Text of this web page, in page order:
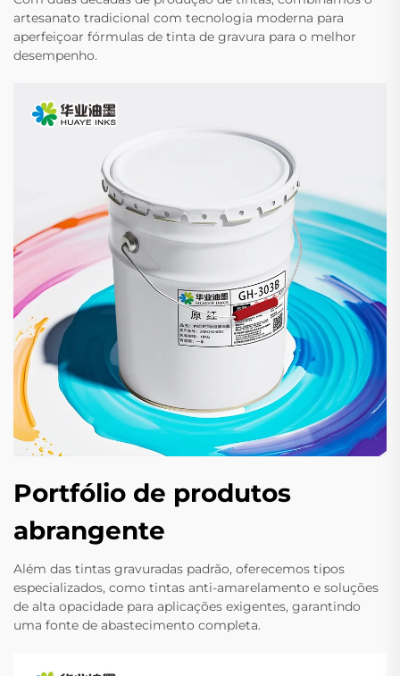
artesanato tradicional com tecnologia moderna para
aperfeiçoar fórmulas de tinta de gravura para o melhor
desempenho.
Portfólio de produtos
abrangente
Além das tintas gravuradas padrão, oferecemos tipos
especializados, como tintas anti-amarelamento e soluções
de alta opacidade para aplicações exigentes, garantindo
uma fonte de abastecimento completa.